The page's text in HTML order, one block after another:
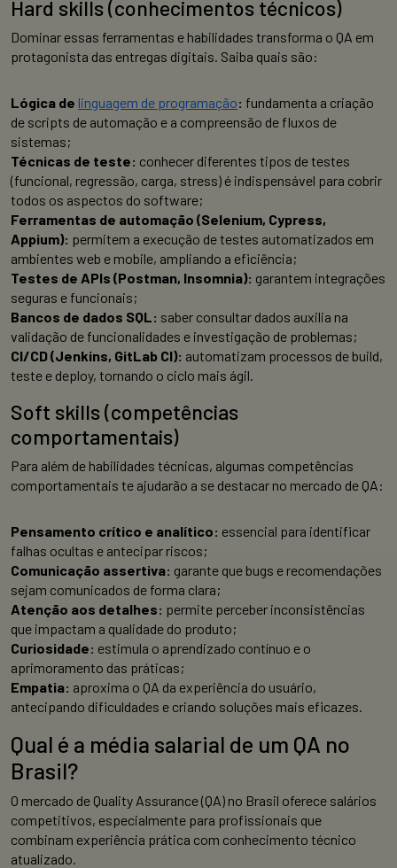
Hard skills (conhecimentos técnicos)
Dominar essas ferramentas e habilidades transforma o QA em
protagonista das entregas digitais. Saiba quais são:
Lógica de linguagem de programação: fundamenta a criação
de scripts de automação e a compreensão de fluxos de
sistemas;
Técnicas de teste: conhecer diferentes tipos de testes
(funcional, regressão, carga, stress) é indispensável para cobrir
todos os aspectos do software;
Ferramentas de automação (Selenium, Cypress,
Appium): permitem a execução de testes automatizados em
ambientes web e mobile, ampliando a eficiência;
Testes de APIs (Postman, Insomnia): garantem integrações
seguras e funcionais;
Bancos de dados SQL: saber consultar dados auxilia na
validação de funcionalidades e investigação de problemas;
CI/CD (Jenkins, GitLab CI): automatizam processos de build,
teste e deploy, tornando o ciclo mais ágil.
Soft skills (competências
comportamentais)
Para além de habilidades técnicas, algumas competências
comportamentais te ajudarão a se destacar no mercado de QA:
Pensamento crítico e analítico: essencial para identificar
falhas ocultas e antecipar riscos;
Comunicação assertiva: garante que bugs e recomendações
sejam comunicados de forma clara;
Atenção aos detalhes: permite perceber inconsistências
que impactam a qualidade do produto;
Curiosidade: estimula o aprendizado contínuo e o
aprimoramento das práticas;
Empatia: aproxima o QA da experiência do usuário,
antecipando dificuldades e criando soluções mais eficazes.
Qual é a média salarial de um QA no
Brasil?
O mercado de Quality Assurance (QA) no Brasil oferece salários
competitivos, especialmente para profissionais que
combinam experiência prática com conhecimento técnico
atualizado.